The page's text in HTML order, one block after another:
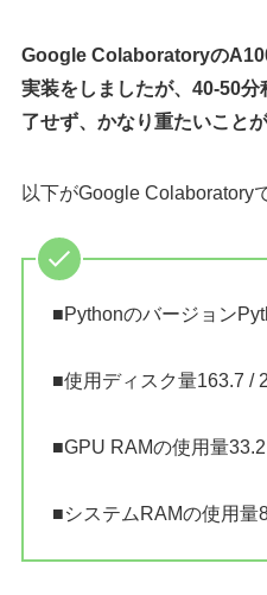
Google Colaboratoryの
実装をしましたが、40-50
了せず、かなり重たいこと
以下がGoogle Colaboratory
■Pythonのバージョン
■使用ディスク量163.7 /
■GPU RAMの使用量
■システムRAMの使用量